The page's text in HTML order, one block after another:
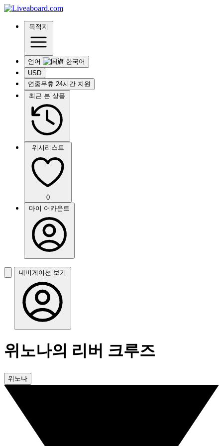
목적지
언어
USD
연중무휴 24시간 지원
최근 본 상품
위시리스트
0
마이 어카운트
네비게이션 보기
위노나의 리버 크루즈
위노나